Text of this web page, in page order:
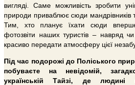
вигляді. Саме можливість зробити
природи приваблює сюди мандрівників
Тим, хто планує їхати сюди
фотозвіти наших туристів – навряд
красиво передати атмосферу цієї
Під час подорожі до Поліського
побуваєте на невідомій,
українській Тайзі, де людині